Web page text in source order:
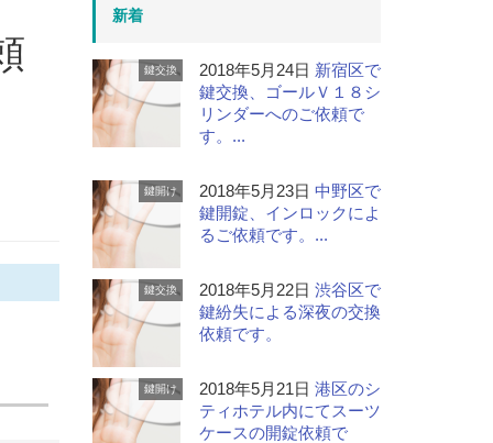
新着
鍵交換 2018年5月24日 新宿区で
鍵交換、ゴールＶ１８シ
リンダーへのご依頼で
す。...
鍵開け 2018年5月23日 中野区で
鍵開錠、インロックによ
るご依頼です。...
鍵交換 2018年5月22日 渋谷区で
鍵紛失による深夜の交換
依頼です。
鍵開け 2018年5月21日 港区のシ
ティホテル内にてスーツ
ケースの開錠依頼で